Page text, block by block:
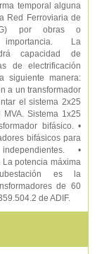
temporal alguna
Red Ferroviaria de
por obras o
La
capacidad de
de electrificación
siguiente manera:
a un transformador
el sistema 2x25
MVA. Sistema 1x25
bifásico. •
bifásicos para
•
La potencia máxima
es la
de 60
de ADIF.